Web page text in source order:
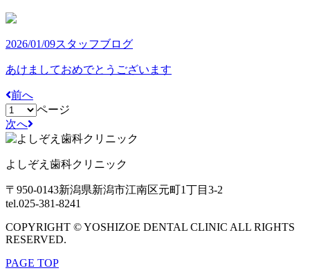
2026/01/09スタッフブログ
あけましておめでとうございます
前へ
ページ
次へ
よしぞえ歯科クリニック
〒950-0143新潟県新潟市江南区元町1丁目3-2
tel.025-381-8241
COPYRIGHT © YOSHIZOE DENTAL CLINIC ALL RIGHTS
RESERVED.
PAGE TOP